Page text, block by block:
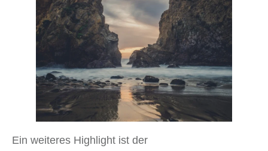
Ein weiteres Highlight ist der